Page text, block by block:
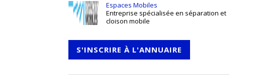
Espaces Mobiles
Entreprise spécialisée en séparation et
cloison mobile
S'INSCRIRE À L'ANNUAIRE